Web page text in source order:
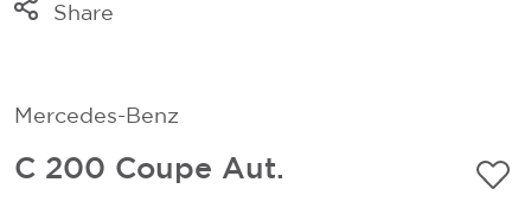
Share
Mercedes-Benz
C 200 Coupe Aut.